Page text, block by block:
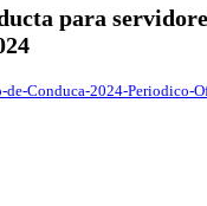
para
Conduca-2024-Periodico-